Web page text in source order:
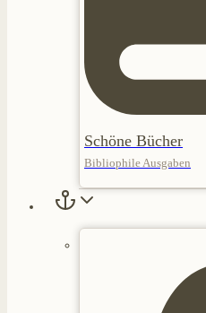
Schöne Bücher
Bibliophile Ausgaben